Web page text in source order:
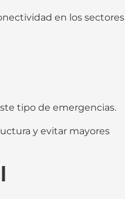
en los sectores
tipo de emergencias.
y evitar mayores